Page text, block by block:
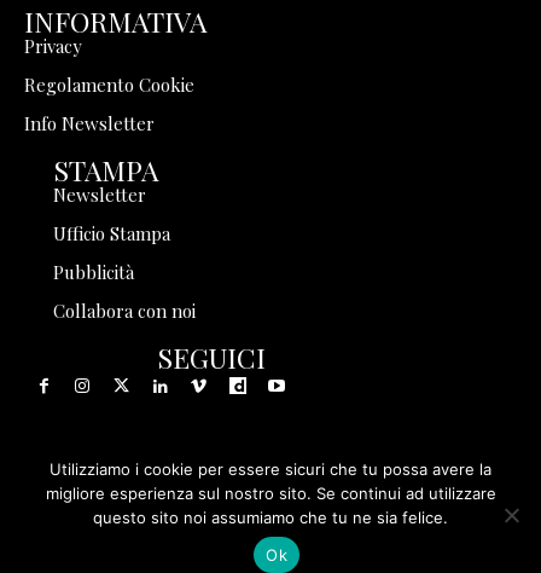
INFORMATIVA
Privacy
Regolamento Cookie
Info Newsletter
STAMPA
Newsletter
Ufficio Stampa
Pubblicità
Collabora con noi
SEGUICI
© 1999 - 2025 Storia in Rete Srl - Tutti i diritti riservati - P.
IVA 08570971005
Utilizziamo i cookie per essere sicuri che tu possa avere la
migliore esperienza sul nostro sito. Se continui ad utilizzare
questo sito noi assumiamo che tu ne sia felice.
Ok